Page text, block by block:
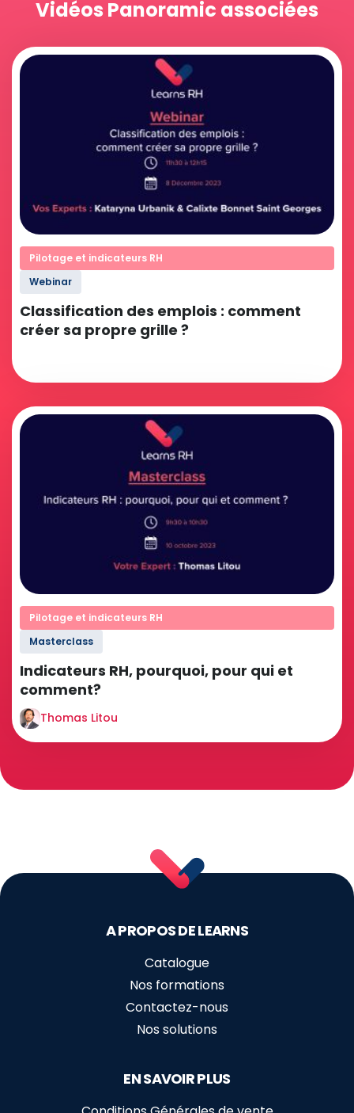
Vidéos Panoramic associées
Pilotage et indicateurs RH
Webinar
Classification des emplois : comment
créer sa propre grille ?
Pilotage et indicateurs RH
Masterclass
Indicateurs RH, pourquoi, pour qui et
comment?
Thomas Litou
A PROPOS DE LEARNS
Catalogue
Nos formations
Contactez-nous
Nos solutions
EN SAVOIR PLUS